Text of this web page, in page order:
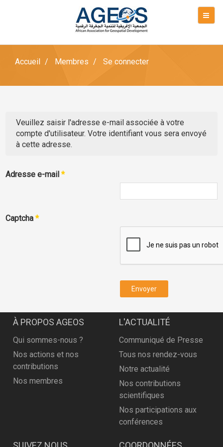
Accueil Membres Se connecter
Veuillez saisir l'adresse e-mail associée à votre
compte d'utilisateur. Votre identifiant vous sera envoyé
à cette adresse.
Adresse e-mail *
Captcha *
Envoyer
À PROPOS AGEOS
Qui sommes-nous ?
Nos actions et nos
contributions
Nos membres
L'ACTUALITÉ
Communiqué de Presse
Tous nos rendez-vous
Notre actualité
Nos contributions
scientifiques
Nos participations aux
conférences